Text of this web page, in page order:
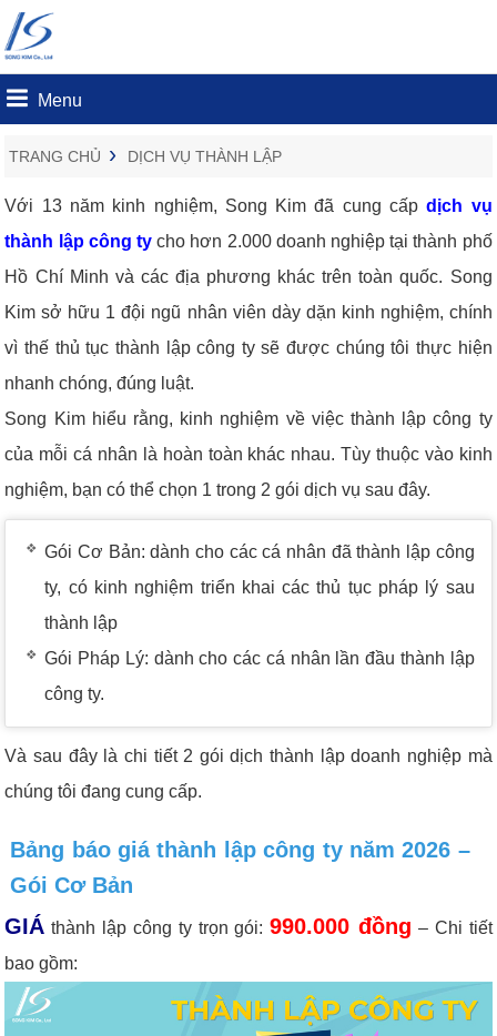
Menu
TRANG CHỦ › DỊCH VỤ THÀNH LẬP
Với 13 năm kinh nghiệm, Song Kim đã cung cấpdịch vụ
thành lập công ty cho hơn 2.000 doanh nghiệp tại thành phố
Hồ Chí Minh và các địa phương khác trên toàn quốc. Song
Kim sở hữu 1 đội ngũ nhân viên dày dặn kinh nghiệm, chính
vì thế thủ tục thành lập công ty sẽ được chúng tôi thực hiện
nhanh chóng, đúng luật.
Song Kim hiểu rằng, kinh nghiệm về việc thành lập công ty
của mỗi cá nhân là hoàn toàn khác nhau. Tùy thuộc vào kinh
nghiệm, bạn có thể chọn 1 trong 2 gói dịch vụ sau đây.
Gói Cơ Bản: dành cho các cá nhân đã thành lập công
ty, có kinh nghiệm triển khai các thủ tục pháp lý sau
thành lập
Gói Pháp Lý: dành cho các cá nhân lần đầu thành lập
công ty.
Và sau đây là chi tiết 2 gói dịch thành lập doanh nghiệp mà
chúng tôi đang cung cấp.
Bảng báo giá thành lập công ty năm 2026 –
Gói Cơ Bản
GIÁ thành lập công ty trọn gói:990.000 đồng – Chi tiết
bao gồm: